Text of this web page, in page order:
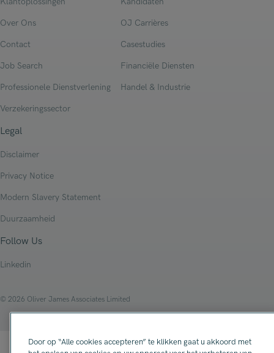
Over Ons OJ Carrières
Contact Casestudies
Job Search Financiële Diensten
Professionele Dienstverlening Handel & Industrie
Verzekeringssector
Legal
Disclaimer
Privacy Notice
Modern Slavery Statement
Duurzaamheid
Follow Us
Linkedin
© 2026 Oliver James Associates Limited
Door op “Alle cookies accepteren” te klikken gaat u akkoord met